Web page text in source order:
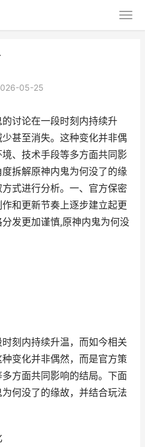
05-25
讨论在一段时刻内持续升
甚至消失。这种变化并非偶
、技术手段等多方面共同影
拆解原神内鬼为何没了的缘
式进行分析。一、官方保密
和更新节奏上逐步建立起更
发更加谨慎,原神内鬼为何没
刻内持续升温，而如今相关
变化并非偶然，而是官方策
方面共同影响的结局。下面
何没了的缘故，并结合玩法